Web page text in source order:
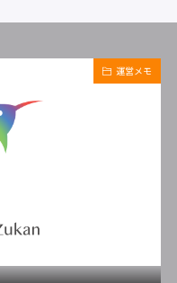
運営メモ